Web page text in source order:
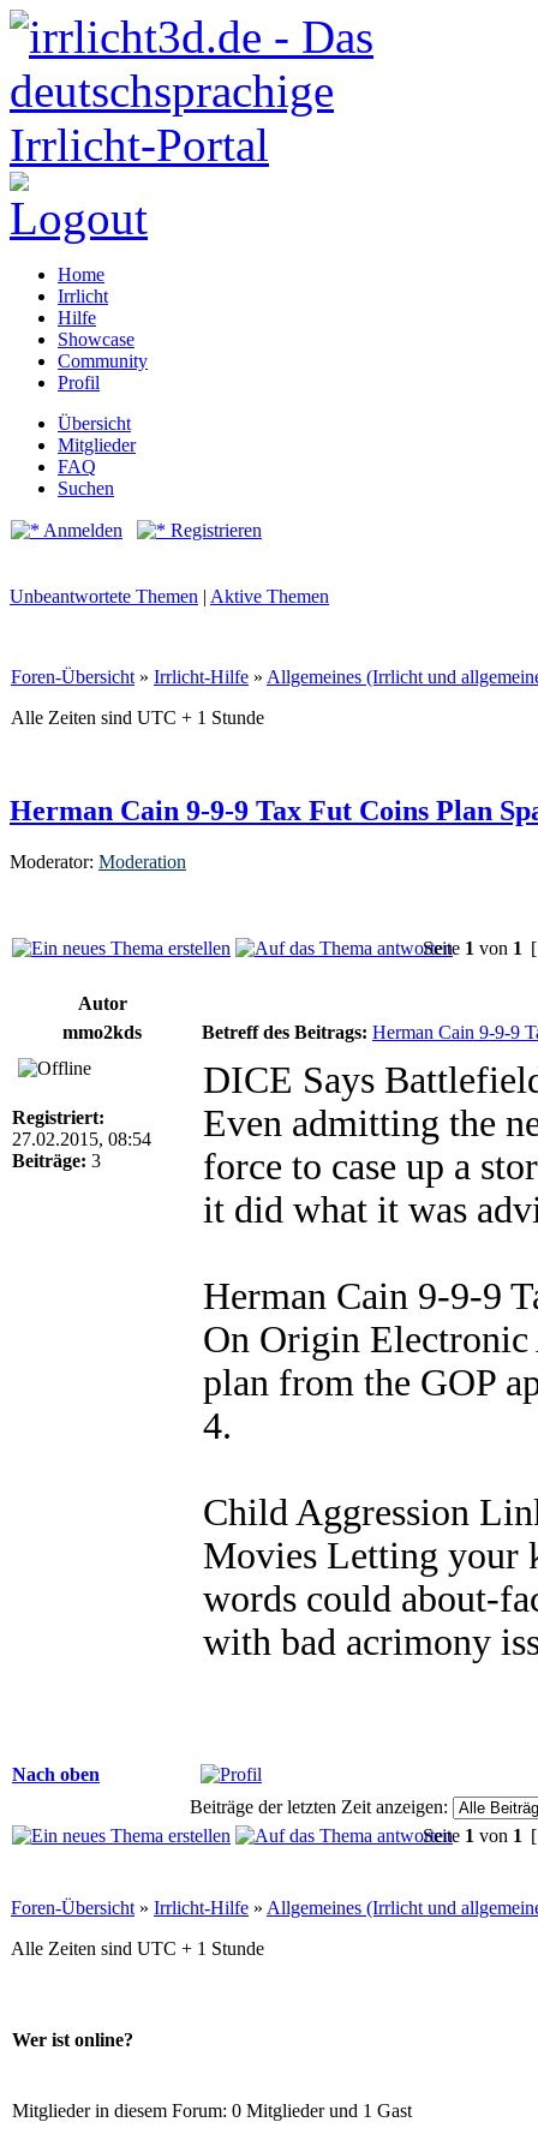
Home
Irrlicht
Hilfe
Showcase
Community
Profil
Übersicht
Mitglieder
FAQ
Suchen
Anmelden Registrieren
Unbeantwortete Themen | Aktive Themen
Foren-Übersicht » Irrlicht-Hilfe » Allgemeines (Irrlicht und
Alle Zeiten sind UTC + 1 Stunde
Herman Cain 9-9-9 Tax Fut Coins Plan
Moderator: Moderation
Seite 1 von 1
Autor
mmo2kds
Betreff des Beitrags: Herman Cain 9-9-9
Registriert:
27.02.2015, 08:54
Beiträge: 3
DICE Says
Even admitting the
force to case up a
it did what it was
Herman Cain 9-9-9
On Origin Electronic
plan from the GOP
4.
Child Aggression
Movies Letting your
words could about-
with bad acrimony
Nach oben
Beiträge der letzten Zeit anzeigen:
Seite 1 von 1
Foren-Übersicht » Irrlicht-Hilfe » Allgemeines (Irrlicht und
Alle Zeiten sind UTC + 1 Stunde
Wer ist online?
Mitglieder in diesem Forum: 0 Mitglieder und 1 Gast